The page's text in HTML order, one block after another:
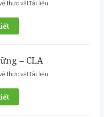
thực vậtTài liệu
– CLA
thực vậtTài liệu